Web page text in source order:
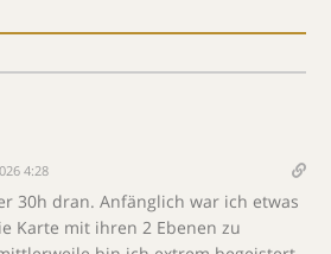
4:28
30h dran. Anfänglich war ich etwas
Karte mit ihren 2 Ebenen zu